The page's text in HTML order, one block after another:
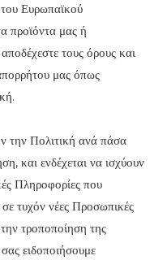
του Ευρωπαϊκού
προϊόντα μας ή
τους όρους και
μας όπως
την Πολιτική ανά πάσα
και ενδέχεται να ισχύουν
Πληροφορίες που
τυχόν νέες Προσωπικές
τροποποίηση της
ειδοποιήσουμε